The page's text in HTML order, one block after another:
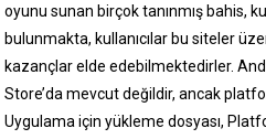
oyunu sunan birçok tanınmış bahis,
bulunmakta, kullanıcılar bu siteler
kazançlar elde edebilmektedirler.
Store’da mevcut değildir, ancak
Uygulama için yükleme dosyası,